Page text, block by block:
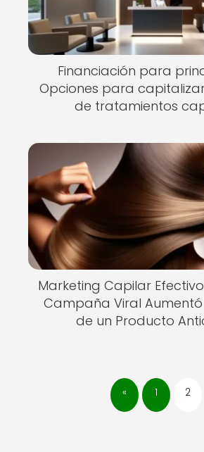
Financiación para
Opciones para
de tratamientos
Marketing Capilar
Campaña Viral
de un Producto
« 1 2